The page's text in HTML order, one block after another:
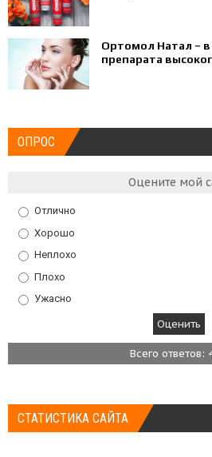
Ортомол Натал –
препарата
ОПРОС
Оцените мой
Отлично
Хорошо
Неплохо
Плохо
Ужасно
Всего ответов:
СТАТИСТИКА САЙТА